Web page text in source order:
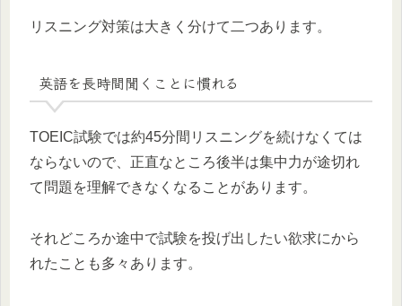
リスニング対策は大きく分けて二つあります。
英語を長時間聞くことに慣れる
TOEIC試験では約45分間リスニングを続けなくては
ならないので、正直なところ後半は集中力が途切れ
て問題を理解できなくなることがあります。
それどころか途中で試験を投げ出したい欲求にから
れたことも多々あります。